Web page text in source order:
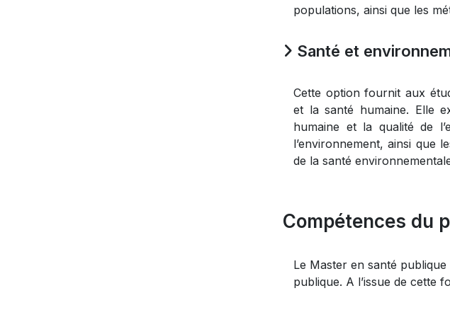
populations, ainsi que les
Santé et
Cette option fournit aux
et la santé humaine. Elle
humaine et la qualité de
l’environnement, ainsi que
de la santé
Compétences du
Le Master en santé
publique. A l’issue de cette